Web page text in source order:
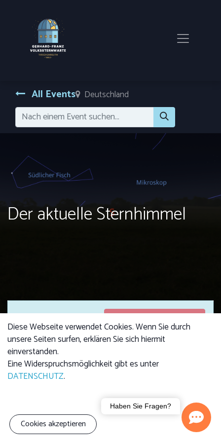
All Events Deutschland
Der aktuelle Sternhimmel
Anmeldungen sind
geschlossen
Anmeldungen
geschlossen
Kursgebühr
Familie (3 Personen):
7,00 €
Diese Webseite verwendet Cookies. Wenn Sie durch
unsere Seiten surfen, erklären Sie sich hiermit
einverstanden.
Eine Widerspruchsmöglichkeit gibt es unter
DATENSCHUTZ.
Cookies akzeptieren
Haben Sie Fragen?